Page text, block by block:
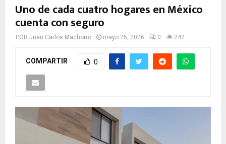
Uno de cada cuatro hogares en México
cuenta con seguro
POR Juan Carlos Machorro mayo 25, 2026 0 242
COMPARTIR 0